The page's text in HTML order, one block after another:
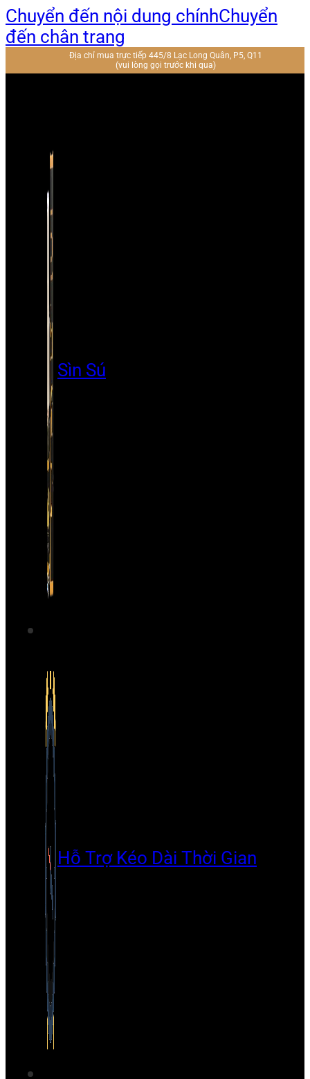
Chuyển đến nội dung chínhChuyển
đến chân trang
Địa chỉ mua trực tiếp 445/8 Lạc Long Quân, P5, Q11
(vui lòng gọi trước khi qua)
Sìn Sú
Hỗ Trợ Kéo Dài Thời Gian